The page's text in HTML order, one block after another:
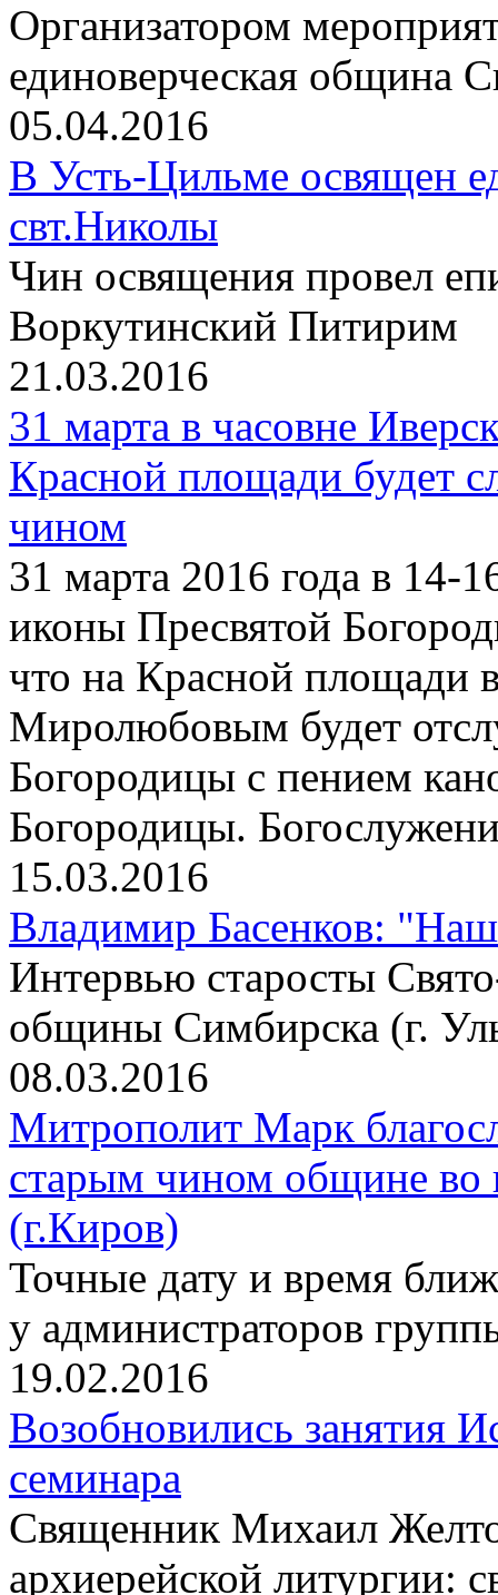
Организатором
единоверческая община
05.04.2016
В Усть-Цильме освящен
свт.Николы
Чин освящения провел
Воркутинский Питирим
21.03.2016
31 марта в часовне
Красной площади будет
чином
31 марта 2016 года в 14-
иконы Пресвятой
что на Красной площади
Миролюбовым будет
Богородицы с пением
Богородицы.
15.03.2016
Владимир Басенков:
Интервью старосты
общины Симбирска (г.
08.03.2016
Митрополит Марк
старым чином общине во
(г.Киров)
Точные дату и время
у администраторов
19.02.2016
Возобновились занятия
семинара
Cвященник Михаил
архиерейской литургии: